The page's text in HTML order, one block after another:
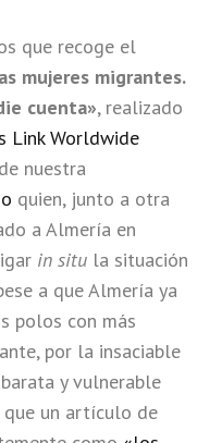
que recoge el
mujeres migrantes.
cuenta», realizado
Link Worldwide
nuestra
quien, junto a otra
a Almería en
in situ la situación
a que Almería ya
polos con más
por la insaciable
y vulnerable
un artículo de